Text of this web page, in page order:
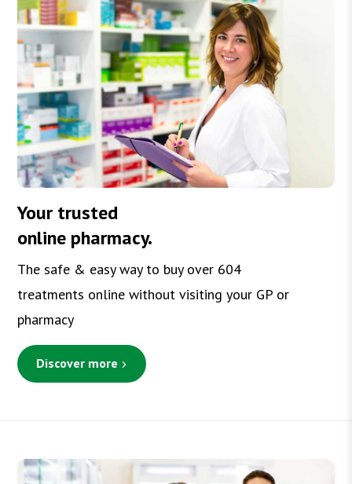
Your trusted
online pharmacy.
The safe & easy way to buy over 604
treatments online without visiting your GP or
pharmacy
Discover more